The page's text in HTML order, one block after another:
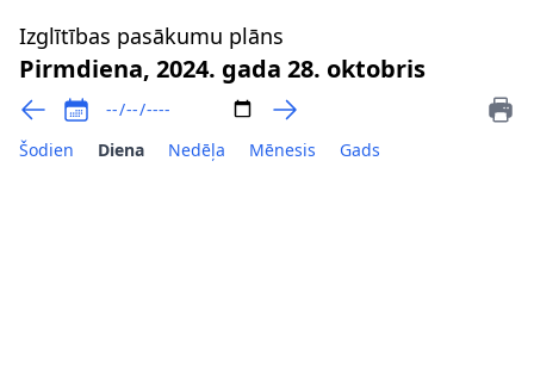
Izglītības pasākumu plāns
Pirmdiena, 2024. gada 28. oktobris
Šodien Diena Nedēļa Mēnesis Gads